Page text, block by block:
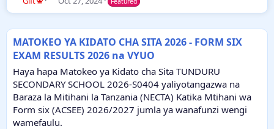
u
h
o
r
r
a
t
i
n
d
a
t
e
MATOKEO YA KIDATO CHA SITA 2026 - FORM SIX
EXAM RESULTS 2026 na VYUO
Haya hapa Matokeo ya Kidato cha Sita TUNDURU
SECONDARY SCHOOL 2026-S0404 yaliyotangazwa na
Baraza la Mitihani la Tanzania (NECTA) Katika Mtihani wa
Form six (ACSEE) 2026/2027 jumla ya wanafunzi wengi
wamefaulu.